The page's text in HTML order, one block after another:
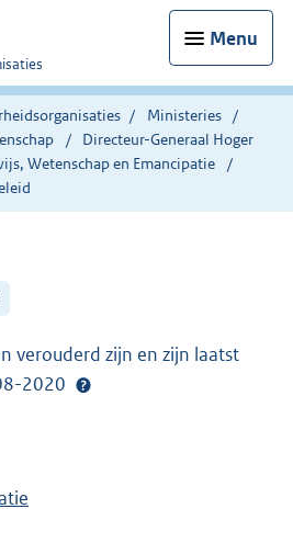
Menu
Ministeries
Directeur-Generaal Hoger
Wetenschap en Emancipatie
verouderd zijn en zijn laatst
2020